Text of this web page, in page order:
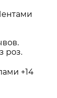
роз.
+14